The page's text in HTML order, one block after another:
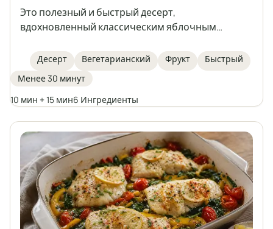
Это полезный и быстрый десерт,
вдохновленный классическим яблочным
Состоит из тушёных яблок с корицей, нежного
йогуртового крема с семенами чиа и
хрустящего миндаля сверху. Идеально подходит
для тех, кто следит за питанием и любит
Десерт Вегетарианский Фрукт
Быстрый
Менее 30 минут
10 мин + 15 мин6 Ингредиенты